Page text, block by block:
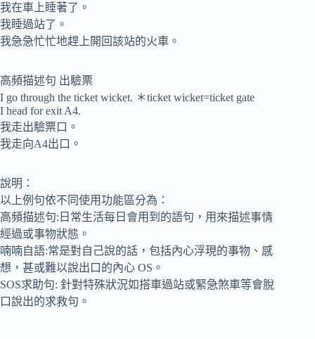
我在車上睡著了。
我睡過站了。
我急急忙忙地趕上開回該站的火車。
高頻描述句 出驗票
I go through the ticket wicket. ＊ticket wicket=ticket gate
I head for exit A4.
我走出驗票口。
我走向A4出口。
說明：
以上例句依不同使用功能區分為：
高頻描述句:日常生活每日會用到的語句，用來描述事情
經過或事物狀態。
喃喃自語:常是對自己說的話，包括內心浮現的事物、感
想，甚或難以說出口的內心 OS。
SOS求助句: 針對特殊狀況如搭車過站或緊急煞車等會脫
口說出的求救句。